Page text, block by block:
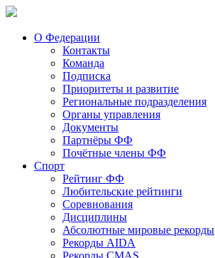
О Федерации
Контакты
Команда
Подписка
Приоритеты и развитие
Региональные подразделения
Органы управления
Документы
Партнёры ФФ
Почётные члены ФФ
Спорт
Рейтинг ФФ
Любительские рейтинги
Соревнования
Дисциплины
Абсолютные мировые рекорды
Рекорды AIDA
Рекорды CMAS